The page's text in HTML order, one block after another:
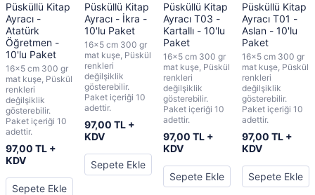
Püsküllü Kitap
Ayracı -
Atatürk
Öğretmen -
10'lu Paket
16x5 cm 300 gr
mat kuşe, Püskül
renkleri
değilşiklik
gösterebilir.
Paket içeriği 10
adettir.
97,00 TL +
KDV
Sepete Ekle
Püsküllü Kitap
Ayracı - İkra -
10'lu Paket
16x5 cm 300 gr
mat kuşe, Püskül
renkleri
değilşiklik
gösterebilir.
Paket içeriği 10
adettir.
97,00 TL +
KDV
Sepete Ekle
Püsküllü Kitap
Ayracı T03 -
Kartallı - 10'lu
Paket
16x5 cm 300 gr
mat kuşe, Püskül
renkleri
değilşiklik
gösterebilir.
Paket içeriği 10
adettir.
97,00 TL +
KDV
Sepete Ekle
Püsküllü Kitap
Ayracı T01 -
Aslan - 10'lu
Paket
16x5 cm 300 gr
mat kuşe, Püskül
renkleri
değilşiklik
gösterebilir.
Paket içeriği 10
adettir.
97,00 TL +
KDV
Sepete Ekle